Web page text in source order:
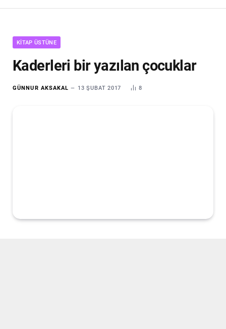
KITAP ÜSTÜNE
Kaderleri bir yazılan çocuklar
GÜNNUR AKSAKAL 13 ŞUBAT 2017 8